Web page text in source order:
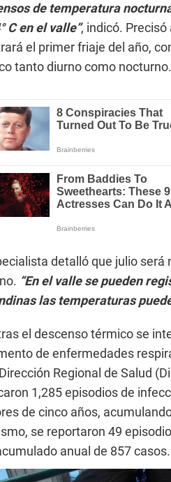
de temperatura
C en el valle”, indicó.
el primer friaje del año,
tanto diurno como nocturno.
detalló que julio
“En el valle se pueden
las temperaturas
el descenso térmico se
de enfermedades
Regional de Salud
1,285 episodios de
de cinco años,
se reportaron 49
anual de 857 casos.